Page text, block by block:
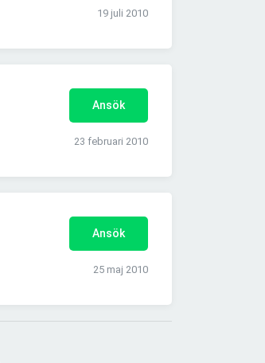
19 juli 2010
Ansök
23 februari 2010
Ansök
25 maj 2010